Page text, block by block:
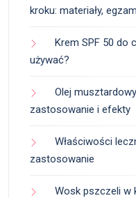
kroku: materiały,
Krem SPF 50 do
używać?
Olej
zastosowanie i efekty
Właściwości
zastosowanie
Wosk pszczeli w